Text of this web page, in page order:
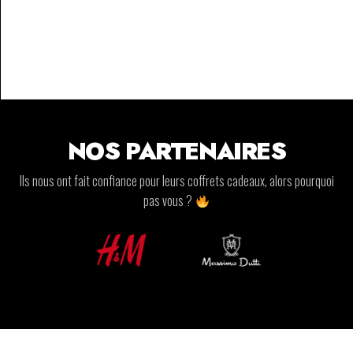
NOS PARTENAIRES
Ils nous ont fait confiance pour leurs coffrets cadeaux, alors pourquoi
pas vous ?